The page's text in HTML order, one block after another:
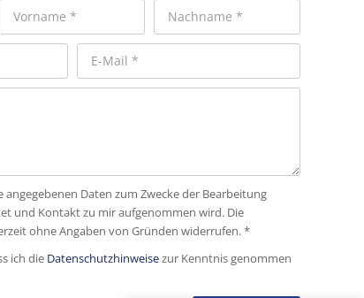
angegebenen Daten zum Zwecke der Bearbeitung
und Kontakt zu mir aufgenommen wird. Die
ohne Angaben von Gründen widerrufen. *
ich die Datenschutzhinweisezur Kenntnis genommen